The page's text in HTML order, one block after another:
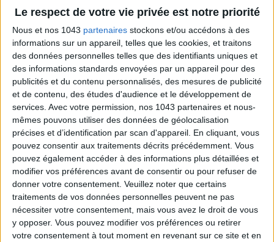
Le respect de votre vie privée est notre priorité
Nous et nos 1043 partenaires stockons et/ou accédons à des
informations sur un appareil, telles que les cookies, et traitons
des données personnelles telles que des identifiants uniques et
des informations standards envoyées par un appareil pour des
publicités et du contenu personnalisés, des mesures de publicité
et de contenu, des études d'audience et le développement de
services. Avec votre permission, nos 1043 partenaires et nous-
mêmes pouvons utiliser des données de géolocalisation
précises et d’identification par scan d'appareil. En cliquant, vous
pouvez consentir aux traitements décrits précédemment. Vous
pouvez également accéder à des informations plus détaillées et
modifier vos préférences avant de consentir ou pour refuser de
donner votre consentement. Veuillez noter que certains
traitements de vos données personnelles peuvent ne pas
nécessiter votre consentement, mais vous avez le droit de vous
y opposer. Vous pouvez modifier vos préférences ou retirer
votre consentement à tout moment en revenant sur ce site et en
LES (VRAIES) BONNES ADRESSE À CONNAÎTRE AUTOUR DE LA TOUR EIFFEL
LES PLUS BEAUX HÔTELS DE MONTAGNE POUR L’ÉTÉ